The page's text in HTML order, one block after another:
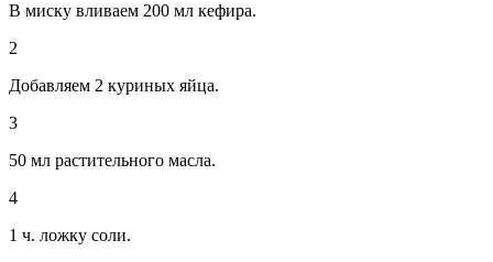
В миску вливаем 200 мл кефира.
2
Добавляем 2 куриных яйца.
3
50 мл растительного масла.
4
1 ч. ложку соли.